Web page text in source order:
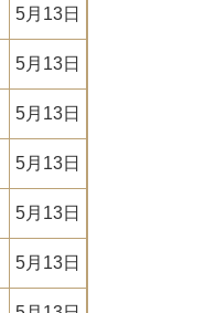
5月13日
5月13日
5月13日
5月13日
5月13日
5月13日